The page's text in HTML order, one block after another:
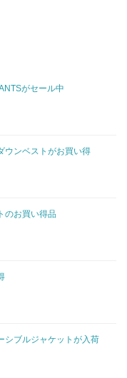
がセール中
ウンベストがお買い得
のお買い得品
シブルジャケットが入荷